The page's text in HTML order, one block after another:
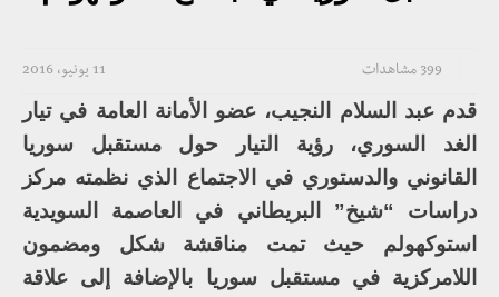
11 يونيو، 2016 399 مشاهدات
قدم عبد السلام النجيب، عضو الأمانة العامة في تيار
الغد السوري، رؤية التيار حول مستقبل سوريا
القانوني والدستوري في الاجتماع الذي نظمته مركز
دراسات “شيخ” البريطاني في العاصمة السويدية
استوكهولم حيث تمت مناقشة شكل ومضمون
اللامركزية في مستقبل سوريا بالإضافة إلى علاقة